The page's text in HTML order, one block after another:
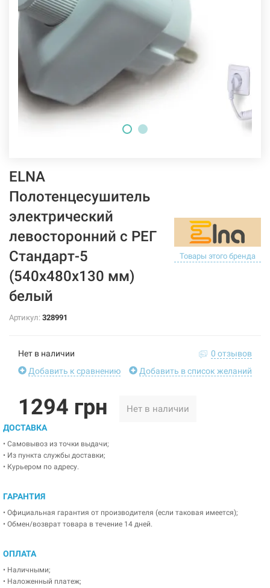
ELNA
Полотенцесушитель
электрический
левосторонний с РЕГ
Стандарт-5
(540х480х130 мм)
белый
Товары этого бренда
Артикул: 328991
Нет в наличии
0 отзывов
Добавить к сравнению
Добавить в список желаний
1294 грн Нет в наличии
ДОСТАВКА
• Самовывоз из точки выдачи;
• Из пункта службы доставки;
• Курьером по адресу.
ГАРАНТИЯ
• Официальная гарантия от производителя (если таковая имеется);
• Обмен/возврат товара в течение 14 дней.
ОПЛАТА
• Наличными;
• Наложенный платеж;